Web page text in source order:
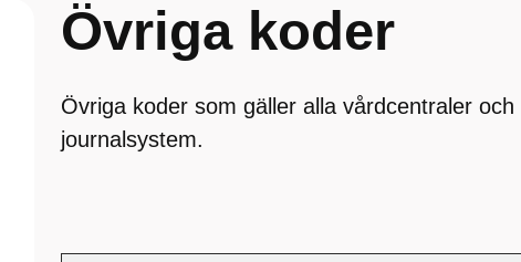
Övriga koder
Övriga koder som gäller alla vårdcentraler
journalsystem.